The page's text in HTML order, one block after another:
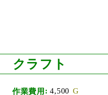
クラフト
作業費用
4,500